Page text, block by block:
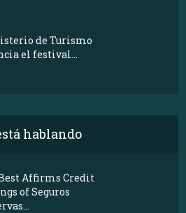
de Turismo
el festival...
hablando
Affirms Credit
of Seguros